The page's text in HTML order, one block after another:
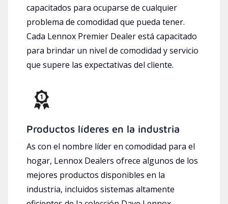
capacitados para ocuparse de cualquier
problema de comodidad que pueda tener.
Cada Lennox Premier Dealer está capacitado
para brindar un nivel de comodidad y servicio
que supere las expectativas del cliente.
Productos líderes en la industria
As con el nombre líder en comodidad para el
hogar, Lennox Dealers ofrece algunos de los
mejores productos disponibles en la
industria, incluidos sistemas altamente